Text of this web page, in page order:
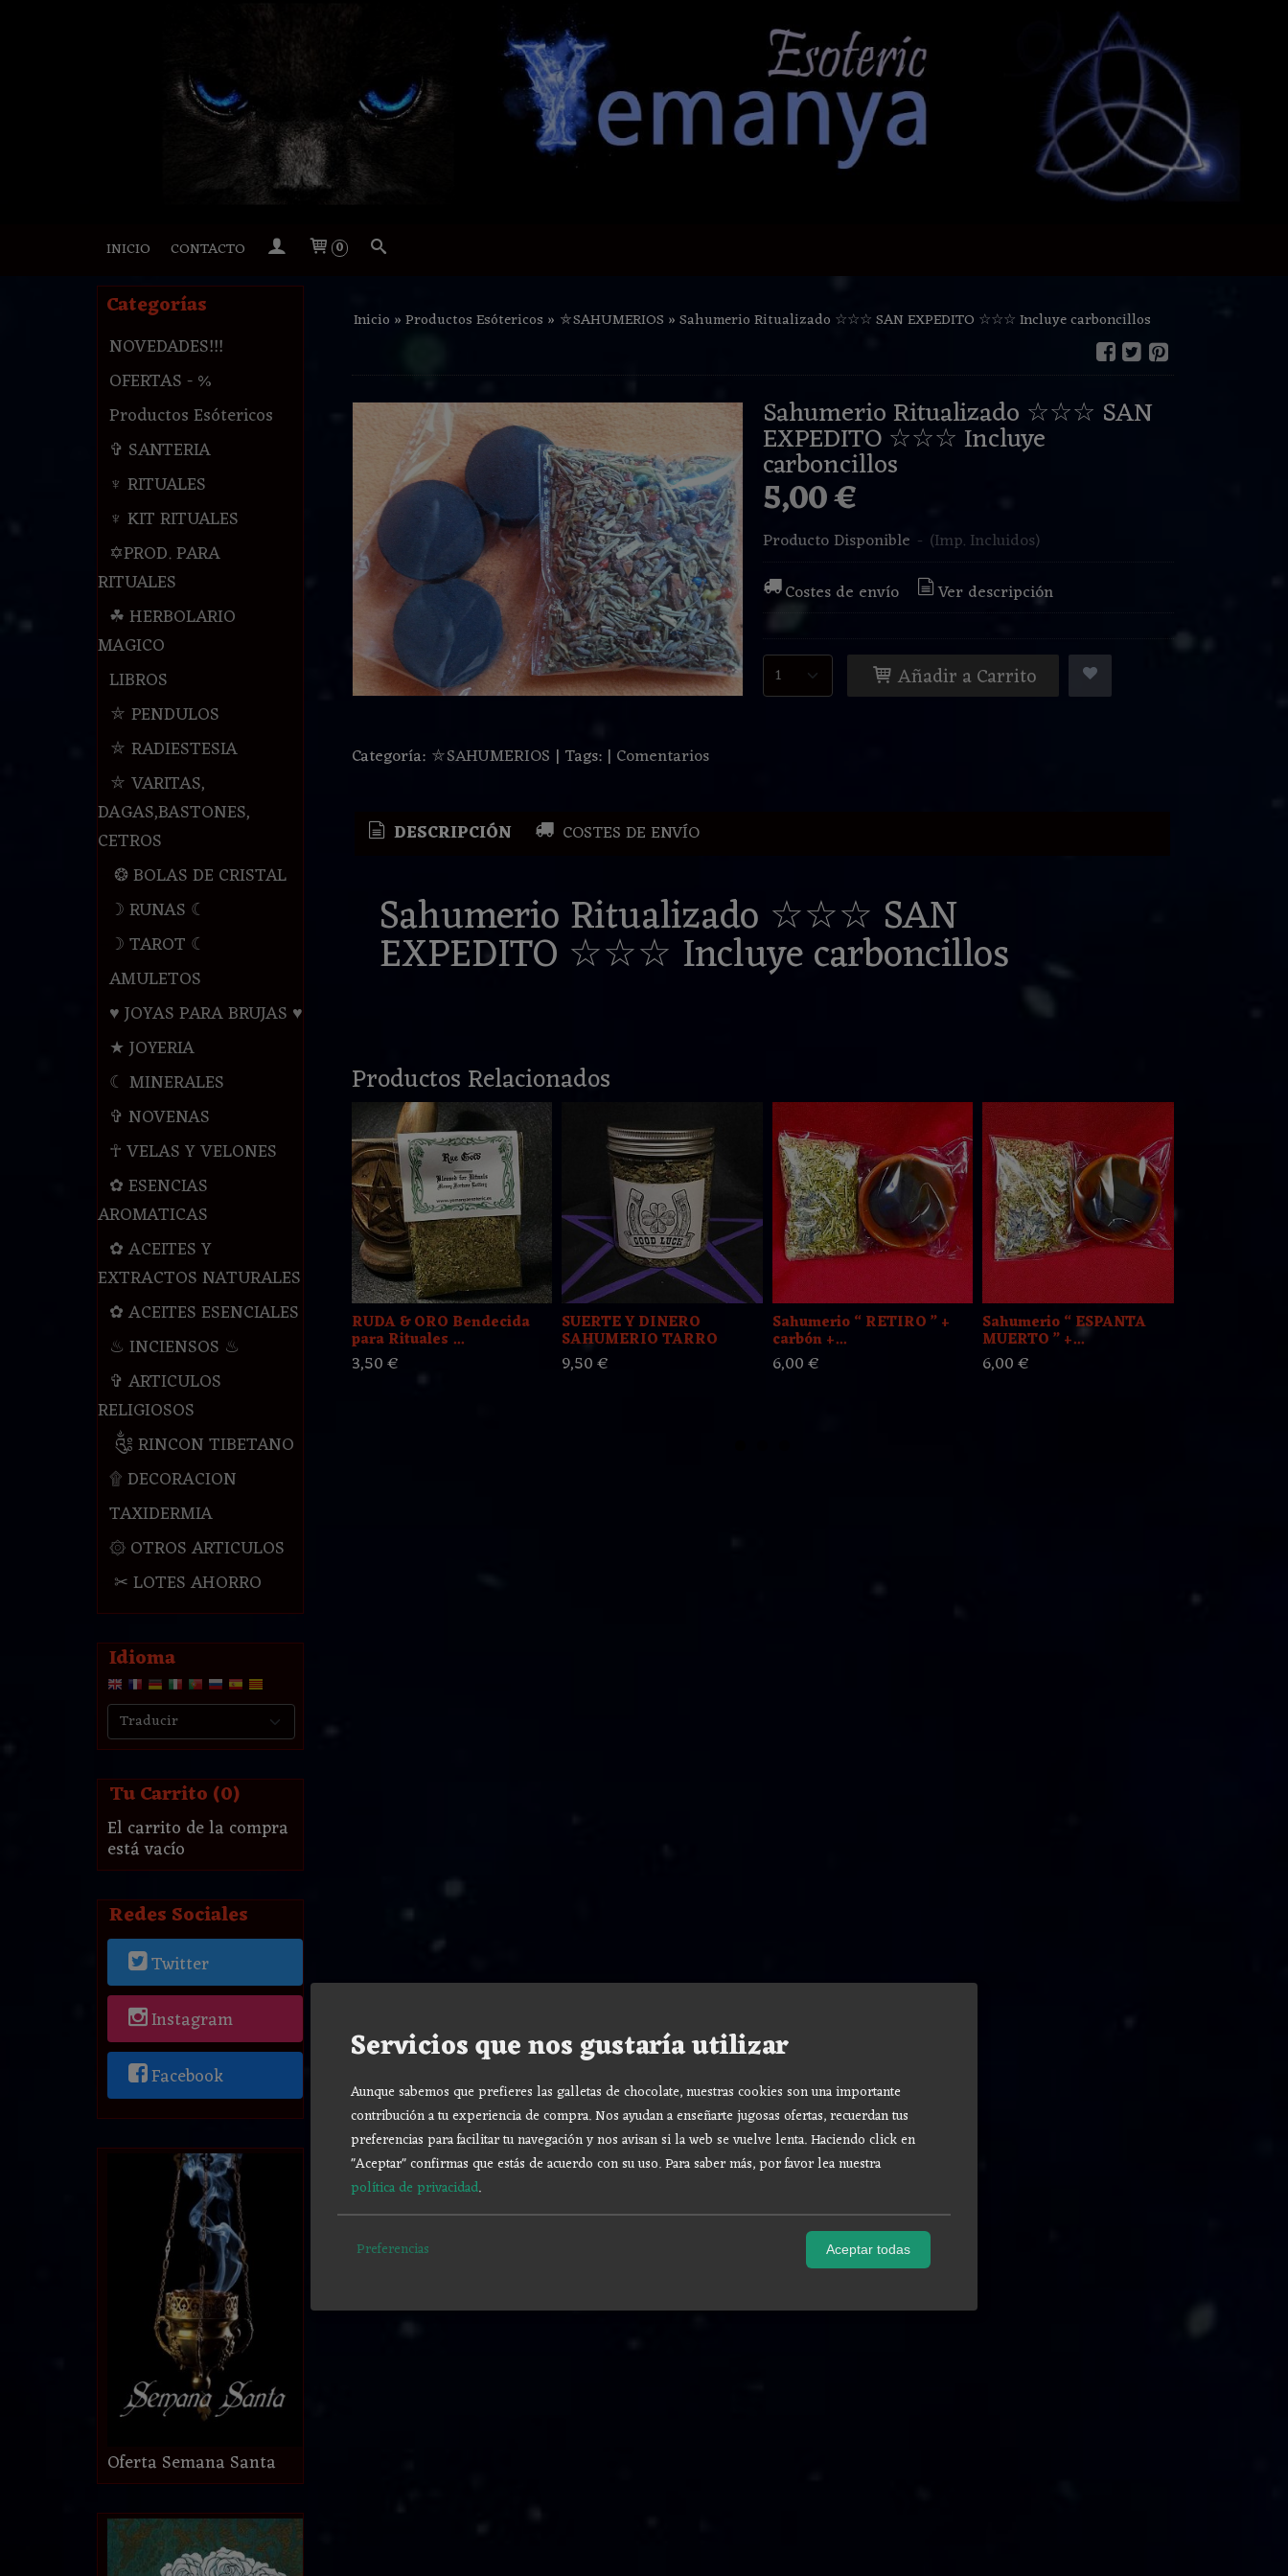
INICIO CONTACTO 0
Categorías
NOVEDADES!!!
OFERTAS - %
Productos Esótericos
✞ SANTERIA
♆ RITUALES
♆ KIT RITUALES
✡PROD. PARA
RITUALES
☘ HERBOLARIO
MAGICO
LIBROS
⛤ PENDULOS
⛤ RADIESTESIA
⛤ VARITAS,
DAGAS,BASTONES,
CETROS
❂ BOLAS DE CRISTAL
☽ RUNAS ☾
☽ TAROT ☾
AMULETOS
♥ JOYAS PARA BRUJAS ♥
★ JOYERIA
☾ MINERALES
✞ NOVENAS
☥ VELAS Y VELONES
✿ ESENCIAS
AROMATICAS
✿ ACEITES Y
EXTRACTOS NATURALES
✿ ACEITES ESENCIALES
♨ INCIENSOS ♨
✞ ARTICULOS
RELIGIOSOS
༃ RINCON TIBETANO
۩ DECORACION
TAXIDERMIA
۞ OTROS ARTICULOS
✂ LOTES AHORRO
Idioma
Tu Carrito (0)
El carrito de la compra
está vacío
Redes Sociales
Twitter
Instagram
Facebook
Oferta Semana Santa
Inicio »Productos Esótericos » ⛤SAHUMERIOS »Sahumerio Ritualizado ☆☆☆ SAN EXPEDITO ☆☆☆ Incluye carboncillos
Sahumerio Ritualizado ☆☆☆ SAN
EXPEDITO ☆☆☆ Incluye
carboncillos
5,00 €
Producto Disponible - (Imp. Incluidos)
Costes de envío
Ver descripción
Añadir a Carrito
Categoría: ⛤SAHUMERIOS | Tags: | Comentarios
DESCRIPCIÓN COSTES DE ENVÍO
Sahumerio Ritualizado ☆☆☆ SAN
EXPEDITO ☆☆☆ Incluye carboncillos
Productos Relacionados
RUDA & ORO Bendecida
para Rituales ...
3,50 €
SUERTE Y DINERO
SAHUMERIO TARRO
9,50 €
Sahumerio “ RETIRO ” +
carbón +...
6,00 €
Sahumerio “ ESPANTA
MUERTO ” +...
6,00 €
Servicios que nos gustaría utilizar
Aunque sabemos que prefieres las galletas de chocolate, nuestras cookies son una importante
contribución a tu experiencia de compra. Nos ayudan a enseñarte jugosas ofertas, recuerdan tus
preferencias para facilitar tu navegación y nos avisan si la web se vuelve lenta. Haciendo click en
"Aceptar" confirmas que estás de acuerdo con su uso.Para saber más, por favor lea nuestra
política de privacidad.
Preferencias Aceptar todas